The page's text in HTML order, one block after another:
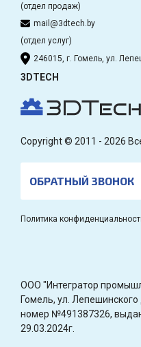
(отдел продаж)
mail@3dtech.by
(отдел услуг)
246015, г. Гомель, ул.
3DTECH
Copyright © 2011 - 2026
ОБРАТНЫЙ ЗВОНОК
Политика
OOO "Интегратор
Гомель, ул.
номер №491387326,
29.03.2024г.